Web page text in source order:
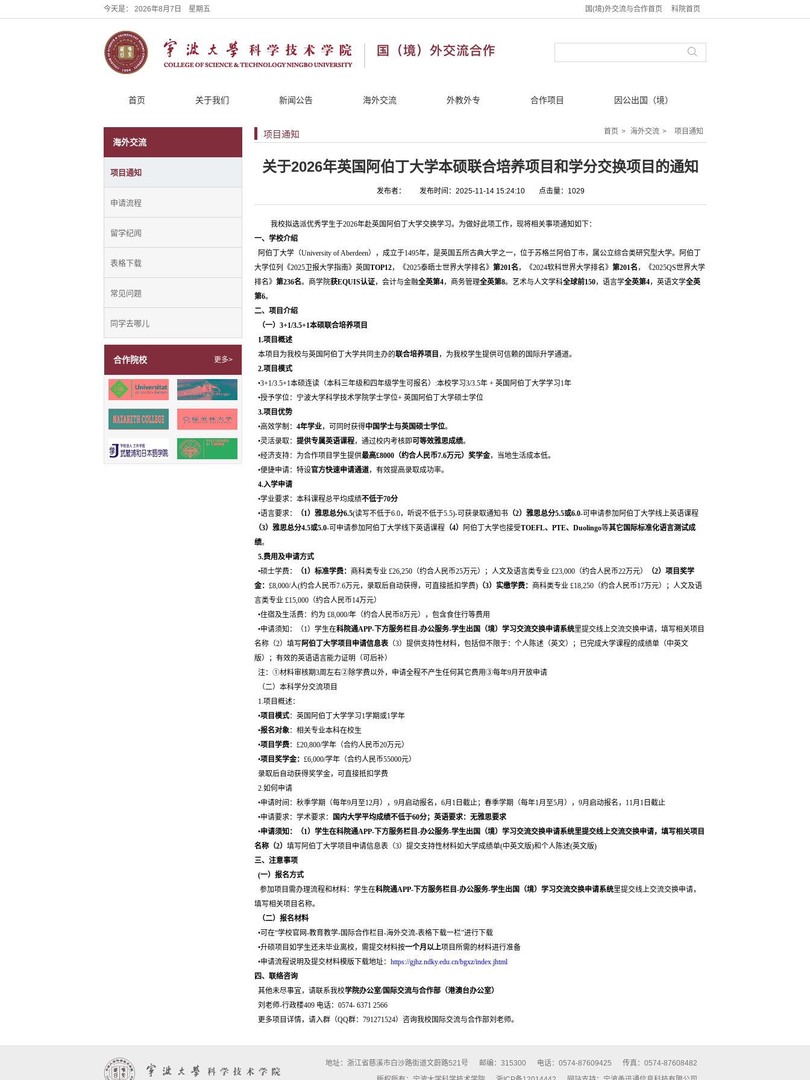
今天是： 2026年8月7日 星期五 国(境)外交流与合作首页 科院首页
首页 关于我们 新闻公告 海外交流 外教外专 合作项目 因公出国（境）
海外交流
项目通知
申请流程
留学纪闻
表格下载
常见问题
同学去哪儿
合作院校 更多>
项目通知 首页 > 海外交流 > 项目通知
关于2026年英国阿伯丁大学本硕联合培养项目和学分交换项目的通知
发布者： 发布时间：2025-11-14 15:24:10 点击量：1029
我校拟选派优秀学生于2026年赴英国阿伯丁大学交换学习。为做好此项工作，现将相关事项通知如下：
一、学校介绍
阿伯丁大学（University of Aberdeen），成立于1495年，是英国五所古典大学之一，位于苏格兰阿伯丁市，属公立综合类研究型大学。阿伯丁
大学位列《2025卫报大学指南》英国TOP12，《2025泰晤士世界大学排名》 第201名 ，《2024软科世界大学排名》 第201名 ，《2025QS世界大学
排名》 第236名。商学院获EQUIS认证，会计与金融全英第4，商务管理全英第8。艺术与人文学科全球前150，语言学全英第4，英语文学全英
第6。
二、项目介绍
（一）3+1/3.5+1本硕联合培养项目
1.项目概述
本项目为我校与英国阿伯丁大学共同主办的联合培养项目 ，为我校学生提供可信赖的国际升学通道。
2.项目模式
•3+1/3.5+1本硕连读（本科三年级和四年级学生可报名）:本校学习3/3.5年 + 英国阿伯丁大学学习1年
•授予学位：宁波大学科学技术学院学士学位+ 英国阿伯丁大学硕士学位
3.项目优势
•高效学制： 4年学业，可同时获得中国学士与英国硕士学位。
•灵活录取： 提供专属英语课程，通过校内考核即可等效雅思成绩。
•经济支持：为合作项目学生提供最高£8000 （约合人民币7.6万元） 奖学金，当地生活成本低。
•便捷申请：特设官方快速申请通道，有效提高录取成功率。
4.入学申请
•学业要求：本科课程总平均成绩不低于70分
•语言要求：
（1） 雅思总分6.5(读写不低于6.0，听说不低于5.5)-可获录取通知书 （2） 雅思总分5.5或6.0-可申请参加阿伯丁大学线上英语课程
（3） 雅思总分4.5或5.0-可申请参加阿伯丁大学线下英语课程 （4） 阿伯丁大学也接受TOEFL、PTE、Duolingo等其它国际标准化语言测试成
绩。
5.费用及申请方式
•硕士学费：
（1）标准学费： 商科类专业 £26,250（约合人民币25万元）；人文及语言类专业 £23,000（约合人民币22万元）
（2）项目奖学
金： £8,000/人(约合人民币7.6万元，录取后自动获得，可直接抵扣学费) （3）实缴学费： 商科类专业 £18,250（约合人民币17万元）；人文及语
言类专业 £15,000（约合人民币14万元）
•住宿及生活费：约为 £8,000/年（约合人民币8万元），包含食住行等费用
•申请须知：（1）学生在科院通APP-下方服务栏目-办公服务-学生出国（境）学习交流交换申请系统里提交线上交流交换申请，填写相关项目
名称（2）填写 阿伯丁大学项目申请信息表 （3）提供支持性材料，包括但不限于：个人陈述（英文）；已完成大学课程的成绩单（中英文
版）；有效的英语语言能力证明（可后补）
注：①材料审核期3周左右②除学费以外，申请全程不产生任何其它费用③每年9月开放申请
（二）本科学分交流项目
1.项目概述：
•项目模式：英国阿伯丁大学学习1学期或1学年
•报名对象：相关专业本科在校生
•项目学费：£20,800/学年（合约人民币20万元）
•项目奖学金： £6,000/学年（合约人民币55000元）
录取后自动获得奖学金，可直接抵扣学费
2.如何申请
•申请时间：秋季学期（每年9月至12月），9月启动报名，6月1日截止；春季学期（每年1月至5月），9月启动报名，11月1日截止
•申请要求：学术要求：
国内大学平均成绩不低于60分；英语要求：无雅思要求
•申请须知：（1） 学生在科院通APP-下方服务栏目-办公服务-学生出国（境）学习交流交换申请系统里提交线上交流交换申请，填写相关项目
名称（2） 填写阿伯丁大学项目申请信息表（3） 提交支持性材料如大学成绩单(中英文版)和个人陈述(英文版)
三、注意事项
(一）报名方式
参加项目需办理流程和材料： 学生在科院通APP-下方服务栏目-办公服务-学生出国（境） 学习交流交换申请系统里提交线上交流交换申请，
填写相关项目名称。
（二）报名材料
•可在“学校官网-教育教学-国际合作栏目-海外交流-表格下载一栏”进行下载
•升硕项目如学生还未毕业离校，需提交材料按一个月以上项目所需的材料进行准备
•申请流程说明及提交材料模版下载地址： https://gjhz.ndky.edu.cn/bgxz/index.jhtml
四、联络咨询
其他未尽事宜，请联系我校学院办公室/国际交流与合作部（港澳台办公室）
刘老师-行政楼409 电话：0574- 6371 2566
更多项目详情，请入群（QQ群：791271524）咨询我校国际交流与合作部刘老师。
地址：浙江省慈溪市白沙路街道文蔚路521号 邮编：315300 电话：0574-87609425
传真：0574-87608482